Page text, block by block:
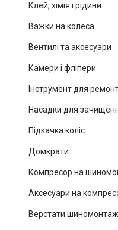
Клей, хімія і рідини
Важки на колеса
Вентилі та аксесуари
Камери і фліпери
Інструмент для
Насадки для
Підкачка коліс
Домкрати
Компресор на
Аксесуари на
Верстати